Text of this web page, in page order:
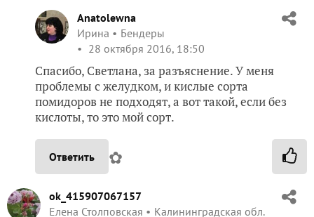
Anatolewna
Ирина
Бендеры
28 октября 2016, 18:50
Спасибо, Светлана, за разъяснение. У меня
проблемы с желудком, и кислые сорта
помидоров не подходят, а вот такой, если без
кислоты, то это мой сорт.
Ответить ✿
ok_415907067157
Елена Столповская
Калининградская обл.